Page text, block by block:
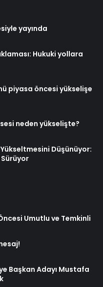
yayında
Hukuki yollara
piyasa öncesi yükselişe
neden yükselişte?
Düşünüyor:
Umutlu ve Temkinli
Başkan Adayı Mustafa